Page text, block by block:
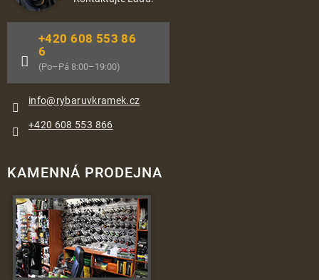
info@rybaruvkramek.cz
+420 608 553 86
6
(Po–Pá 8:00–19:00)
+420 608 553 866
KAMENNÁ PRODEJNA